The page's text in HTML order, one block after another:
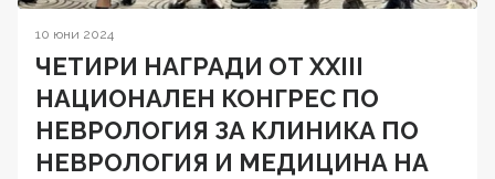
10 юни 2024
ЧЕТИРИ НАГРАДИ ОТ XXIII
НАЦИОНАЛЕН КОНГРЕС ПО
НЕВРОЛОГИЯ ЗА КЛИНИКА ПО
НЕВРОЛОГИЯ И МЕДИЦИНА НА